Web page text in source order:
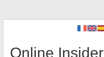
Online Insider